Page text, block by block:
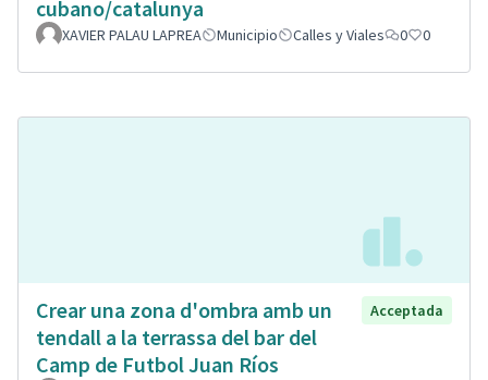
cubano/catalunya
XAVIER PALAU LAPREA Municipio Calles y Viales 0 0
Crear una zona d'ombra amb un
tendall a la terrassa del bar del
Camp de Futbol Juan Ríos
Acceptada